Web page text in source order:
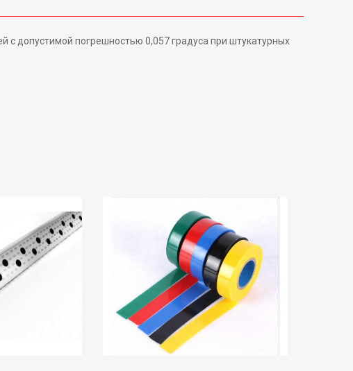
с допустимой погрешностью 0,057 градуса при штукатурных